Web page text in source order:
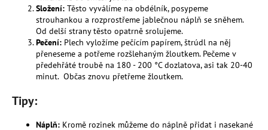
Složení: Těsto vyválíme na obdélník, posypeme
strouhankou a rozprostřeme jablečnou náplň se sněhem.
Od delší strany těsto opatrně srolujeme.
Pečení: Plech vyložíme pečícím papírem, štrúdl na něj
přeneseme a potřeme rozšlehaným žloutkem. Pečeme v
předehřáté troubě na 180 - 200 °C dozlatova, asi tak 20-40
minut. Občas znovu přetřeme žloutkem.
Tipy:
Náplň: Kromě rozinek můžeme do náplně přidat i nasekané